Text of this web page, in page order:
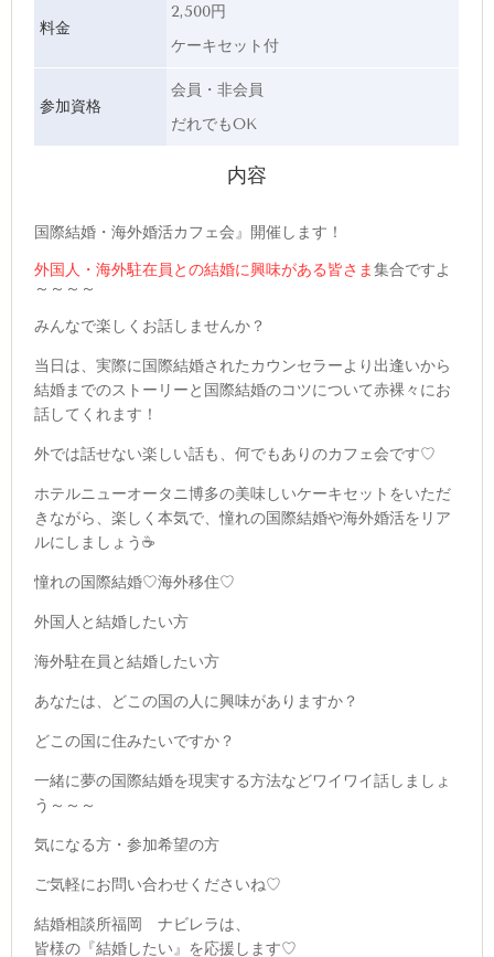
料金
2,500円
ケーキセット付
参加資格
会員・非会員
だれでもOK
内容
国際結婚・海外婚活カフェ会』開催します！
外国人・海外駐在員との結婚に興味がある皆さま集合ですよ
～～～～
みんなで楽しくお話しませんか？
当日は、実際に国際結婚されたカウンセラーより出逢いから
結婚までのストーリーと国際結婚のコツについて赤裸々にお
話してくれます！
外では話せない楽しい話も、何でもありのカフェ会です♡
ホテルニューオータニ博多の美味しいケーキセットをいただ
きながら、楽しく本気で、憧れの国際結婚や海外婚活をリア
ルにしましょう☕
憧れの国際結婚♡海外移住♡
外国人と結婚したい方
海外駐在員と結婚したい方
あなたは、どこの国の人に興味がありますか？
どこの国に住みたいですか？
一緒に夢の国際結婚を現実する方法などワイワイ話しましょ
う～～～
気になる方・参加希望の方
ご気軽にお問い合わせくださいね♡
結婚相談所福岡 ナビレラは、
皆様の『結婚したい』を応援します♡